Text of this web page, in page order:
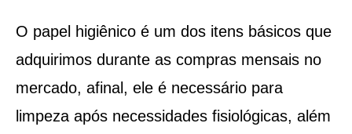
O papel higiênico é um dos itens básicos que
adquirimos durante as compras mensais no
mercado, afinal, ele é necessário para
limpeza após necessidades fisiológicas, além